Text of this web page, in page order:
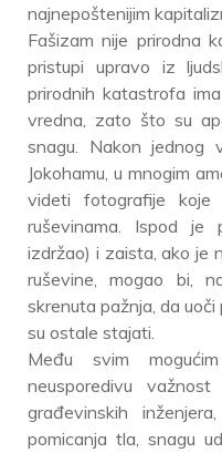
najnepoštenijim
Fašizam nije prirodna
pristupi upravo iz
prirodnih katastrofa
vredna, zato što su
snagu. Nakon jednog
Jokohamu, u mnogim
videti fotografije
ruševinama. Ispod je
izdržao) i zaista, ako je
ruševine, mogao bi,
skrenuta pažnja, da
su ostale stajati.
Među svim
neusporedivu
građevinskih
pomicanja tla, snagu